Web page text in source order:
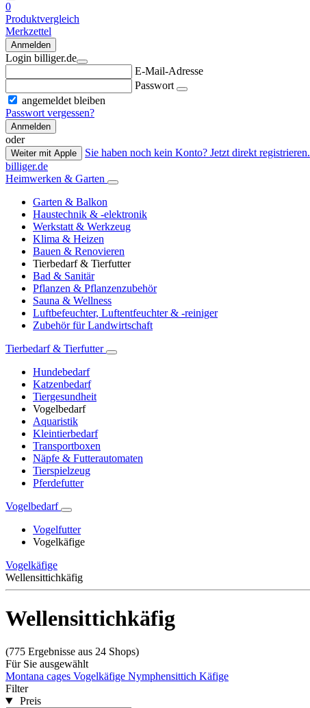
0
Produktvergleich
Merkzettel
Anmelden
Login billiger.de
E-Mail-Adresse
Passwort
angemeldet bleiben
Passwort vergessen?
Anmelden
oder
Weiter mit Apple
Sie haben noch kein Konto? Jetzt direkt registrieren.
billiger.de
Heimwerken & Garten
Garten & Balkon
Haustechnik & -elektronik
Werkstatt & Werkzeug
Klima & Heizen
Bauen & Renovieren
Tierbedarf & Tierfutter
Bad & Sanitär
Pflanzen & Pflanzenzubehör
Sauna & Wellness
Luftbefeuchter, Luftentfeuchter & -reiniger
Zubehör für Landwirtschaft
Tierbedarf & Tierfutter
Hundebedarf
Katzenbedarf
Tiergesundheit
Vogelbedarf
Aquaristik
Kleintierbedarf
Transportboxen
Näpfe & Futterautomaten
Tierspielzeug
Pferdefutter
Vogelbedarf
Vogelfutter
Vogelkäfige
Vogelkäfige
Wellensittichkäfig
Wellensittichkäfig
(775 Ergebnisse aus 24 Shops)
Für Sie ausgewählt
Montana cages Vogelkäfige Nymphensittich Käfige
Filter
Preis